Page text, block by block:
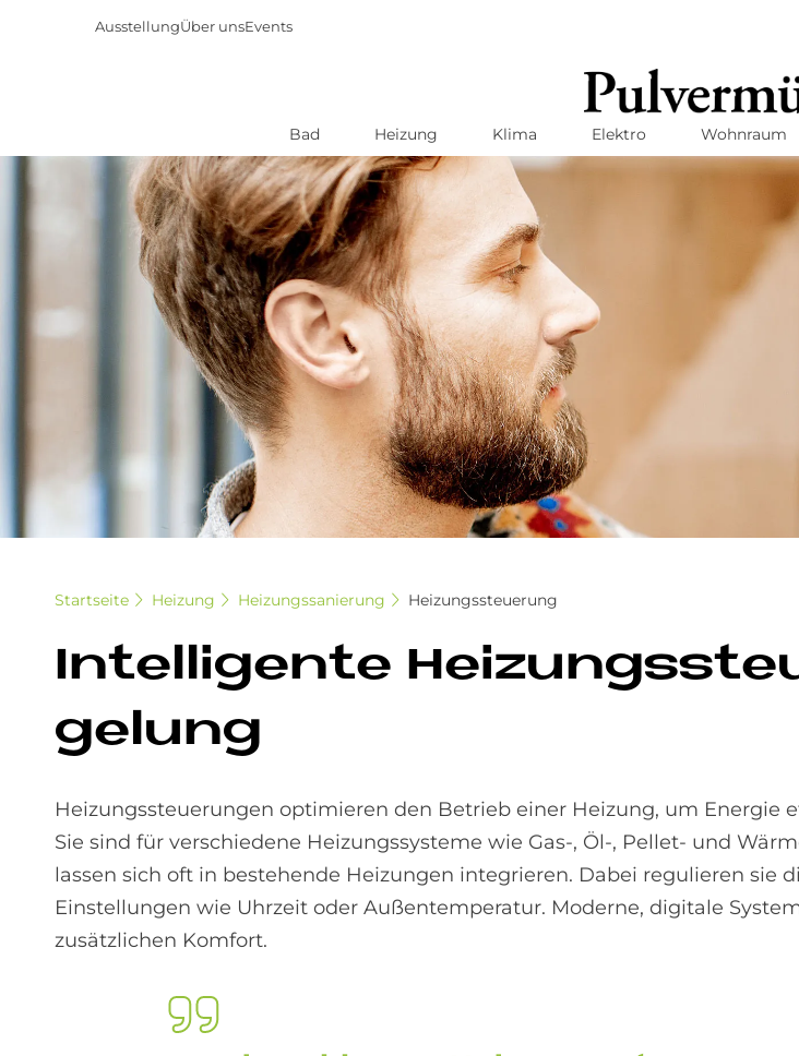
AusstellungÜber unsEvents
Bad Heizung Klima Elektro Wohnraum
Startseite Heizung Heizungssanierung Heizungssteuerung
In­tel­li­gen­te
ge­lung
Heizungssteuerungen optimieren den Betrieb einer Heizung, um Energie
Sie sind für verschiedene Heizungssysteme wie Gas-, Öl-, Pellet- und
lassen sich oft in bestehende Heizungen integrieren. Dabei regulieren sie
Einstellungen wie Uhrzeit oder Außentemperatur. Moderne, digitale
zusätzlichen Komfort.